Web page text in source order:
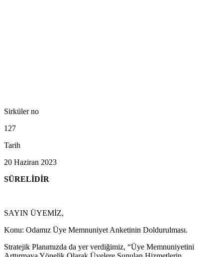
Sirküler no
127
Tarih
20 Haziran 2023
SÜRELİDİR
SAYIN ÜYEMİZ,
Konu: Odamız Üye Memnuniyet Anketinin Doldurulması.
Stratejik Planımızda da yer verdiğimiz, “Üye Memnuniyetini